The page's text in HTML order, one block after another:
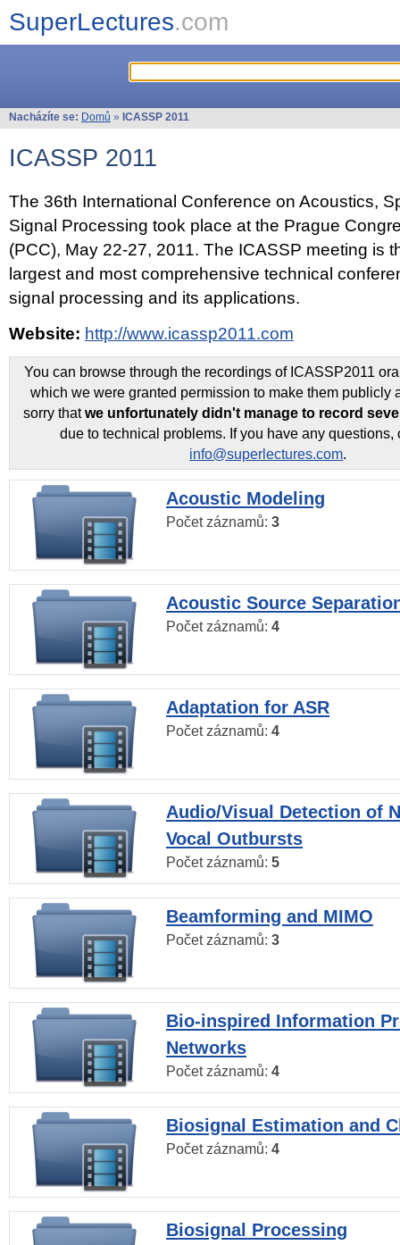
SuperLectures.com
Nacházíte se: Domů » ICASSP 2011
ICASSP 2011
The 36th International Conference on Acoustics,
Signal Processing took place at the Prague
(PCC), May 22-27, 2011. The ICASSP meeting is
largest and most comprehensive technical
signal processing and its applications.
Website: http://www.icassp2011.com
You can browse through the recordings of ICASSP2011
which we were granted permission to make them publicly
sorry thatwe unfortunately didn't manage to record
due to technical problems. If you have any questions,
info@superlectures.com.
Acoustic Modeling
Počet záznamů: 3
Acoustic Source
Počet záznamů: 4
Adaptation for ASR
Počet záznamů: 4
Audio/Visual Detection of
Vocal Outbursts
Počet záznamů: 5
Beamforming and MIMO
Počet záznamů: 3
Bio-inspired Information
Networks
Počet záznamů: 4
Biosignal Estimation and
Počet záznamů: 4
Biosignal Processing